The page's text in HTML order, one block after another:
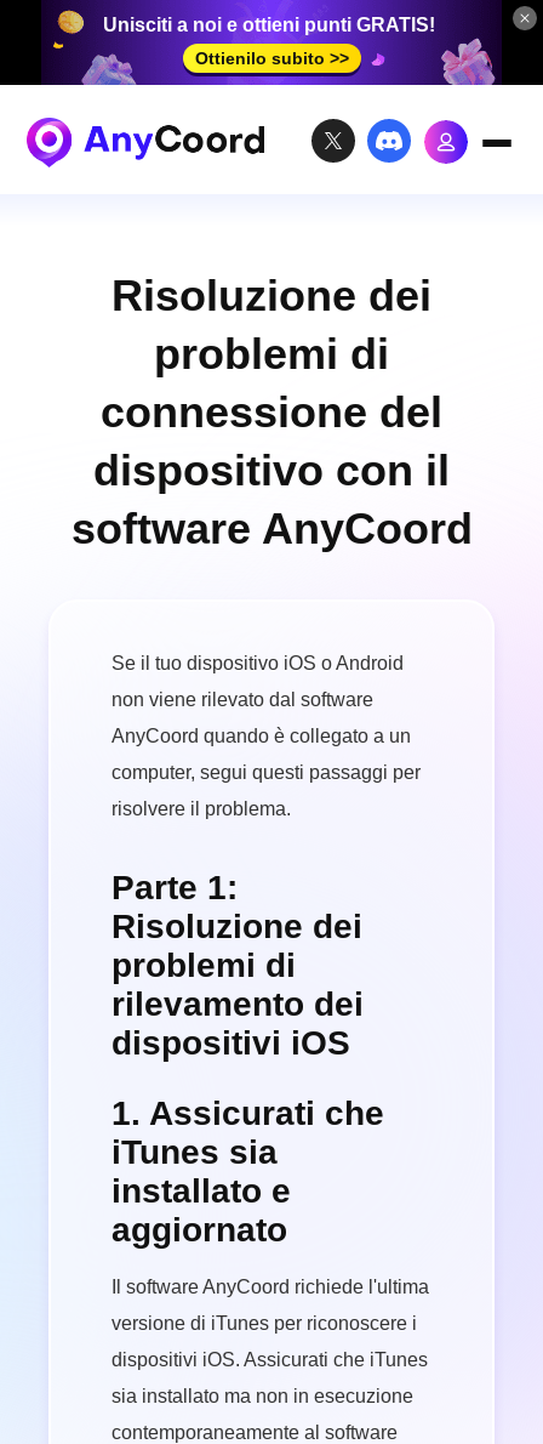
Unisciti a noi e ottieni punti GRATIS!
Ottienilo subito >>
Risoluzione dei
problemi di
connessione del
dispositivo con il
software AnyCoord
Se il tuo dispositivo iOS o Android
non viene rilevato dal software
AnyCoord quando è collegato a un
computer, segui questi passaggi per
risolvere il problema.
Parte 1:
Risoluzione dei
problemi di
rilevamento dei
dispositivi iOS
1. Assicurati che
iTunes sia
installato e
aggiornato
Il software AnyCoord richiede l'ultima
versione di iTunes per riconoscere i
dispositivi iOS. Assicurati che iTunes
sia installato ma non in esecuzione
contemporaneamente al software